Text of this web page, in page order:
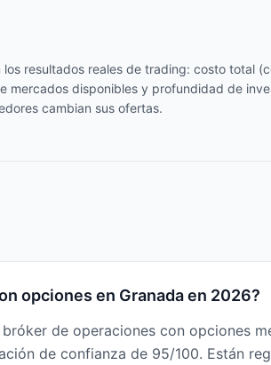
resultados reales de trading: costo total
disponibles y profundidad de
cambian sus ofertas.
opciones en Granada en 2026?
de operaciones con opciones
de confianza de 95/100. Están